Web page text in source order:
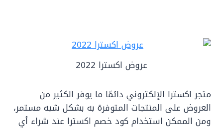
عروض اكسترا 2022
متجر اكسترا الإلكتروني دائمًا ما يوفر الكثير من
العروض على المنتجات المتوفرة به بشكل شبه مستمر،
ومن الممكن استخدام كود خصم اكسترا عند شراء أي